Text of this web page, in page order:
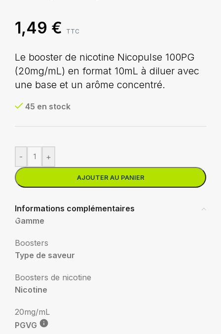
1,49 € TTC
Le booster de nicotine Nicopulse 100PG
(20mg/mL) en format 10mL à diluer avec
une base et un arôme concentré.
45 en stock
- +
AJOUTER AU PANIER
Informations complémentaires
Gamme
Boosters
Type de saveur
Boosters de nicotine
Nicotine
20mg/mL
PGVG